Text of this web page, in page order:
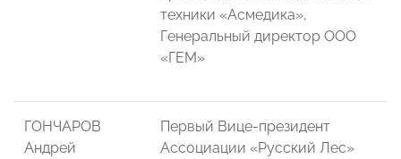
техники «Асмедика»,
Генеральный директор ООО
«ГЕМ»
ГОНЧАРОВ
Андрей
Первый Вице-президент
Ассоциации «Русский Лес»